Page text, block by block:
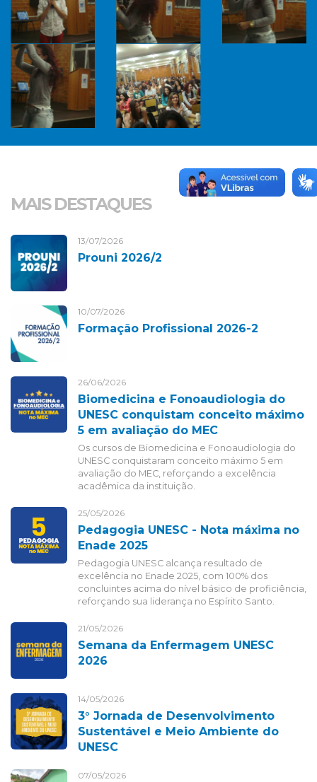
MAIS DESTAQUES
13/07/2026
Prouni 2026/2
10/07/2026
Formação Profissional 2026-2
26/06/2026
Biomedicina e Fonoaudiologia do
UNESC conquistam conceito máximo
5 em avaliação do MEC
Os cursos de Biomedicina e Fonoaudiologia do
UNESC conquistaram conceito máximo 5 em
avaliação do MEC, reforçando a excelência
acadêmica da instituição.
25/05/2026
Pedagogia UNESC - Nota máxima no
Enade 2025
Pedagogia UNESC alcança resultado de
excelência no Enade 2025, com 100% dos
concluintes acima do nível básico de proficiência,
reforçando sua liderança no Espírito Santo.
21/05/2026
Semana da Enfermagem UNESC
2026
14/05/2026
3° Jornada de Desenvolvimento
Sustentável e Meio Ambiente do
UNESC
07/05/2026